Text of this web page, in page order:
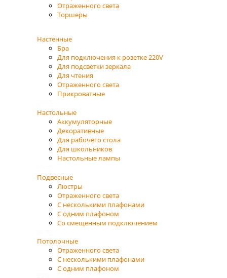
Отраженного света
Торшеры
Настенные
Бра
Для подключения к розетке 220V
Для подсветки зеркала
Для чтения
Отраженного света
Прикроватные
Настольные
Аккумуляторные
Декоративные
Для рабочего стола
Для школьников
Настольные лампы
Подвесные
Люстры
Отраженного света
С несколькими плафонами
С одним плафоном
Со смещенным подключением
Потолочные
Отраженного света
С несколькими плафонами
С одним плафоном